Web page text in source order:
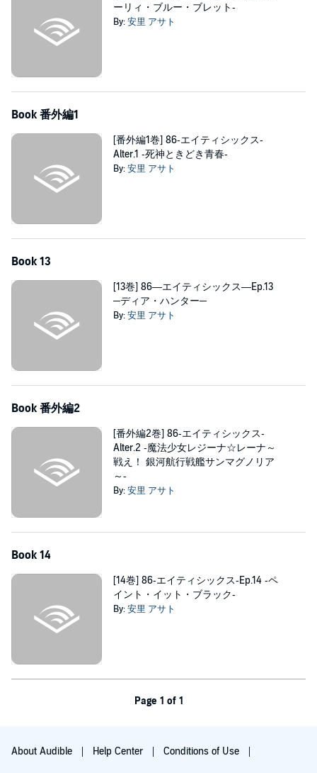
ーリィ・ブルー・ブレット‐
By:安里 アサト
Book 番外編1
[番外編1巻] 86‐エイティシックス‐
Alter.1 ‐死神ときどき青春‐
By:安里 アサト
Book 13
[13巻] 86―エイティシックス―Ep.13
─ディア・ハンター─
By:安里 アサト
Book 番外編2
[番外編2巻] 86‐エイティシックス‐
Alter.2 ‐魔法少女レジーナ☆レーナ～
戦え！ 銀河航行戦艦サンマグノリア
～‐
By:安里 アサト
Book 14
[14巻] 86‐エイティシックス‐Ep.14 ‐ペ
イント・イット・ブラック‐
By:安里 アサト
Page 1 of 1
About Audible Help Center Conditions of Use